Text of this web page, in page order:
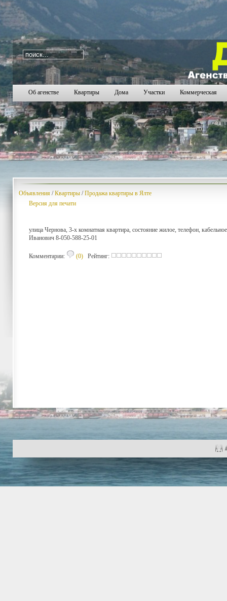
i=134
16141615 1616 1618 1619 1620
Об агенстве Квартиры Дома Участки Коммерческая
Объявления /Квартиры /Продажа квартиры в Ялте
Версия для печати
улица Чернова, 3-х комнатная квартира, состояние жилое, телефон,
Иванович 8-050-588-25-01
Комментарии: (0) Рейтинг: